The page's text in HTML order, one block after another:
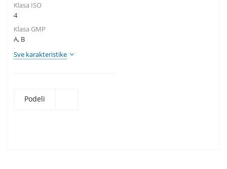
Klasa ISO
4
Klasa GMP
A, B
Sve karakteristike
Podeli